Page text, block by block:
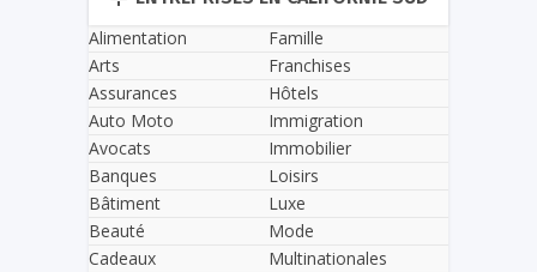
Alimentation
Arts
Assurances
Auto Moto
Avocats
Banques
Bâtiment
Beauté
Cadeaux
Famille
Franchises
Hôtels
Immigration
Immobilier
Loisirs
Luxe
Mode
Multinationales